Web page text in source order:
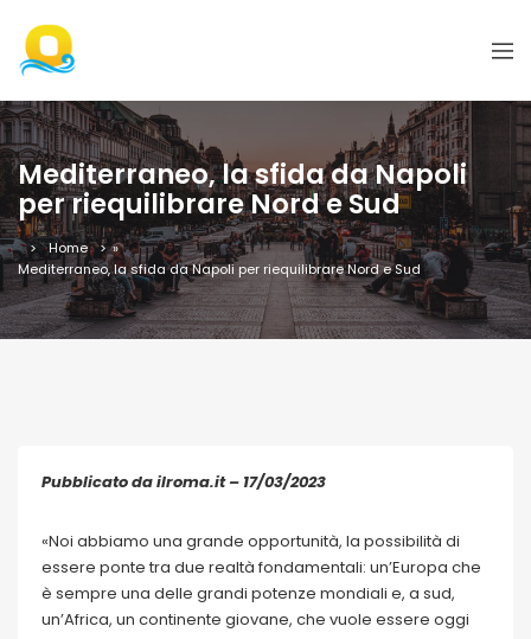
Mediterraneo, la sfida da Napoli
per riequilibrare Nord e Sud
Home
»
Mediterraneo, la sfida da Napoli per riequilibrare Nord e Sud
Pubblicato da ilroma.it – 17/03/2023
«Noi abbiamo una grande opportunità, la possibilità di
essere ponte tra due realtà fondamentali: un’Europa che
è sempre una delle grandi potenze mondiali e, a sud,
un’Africa, un continente giovane, che vuole essere oggi